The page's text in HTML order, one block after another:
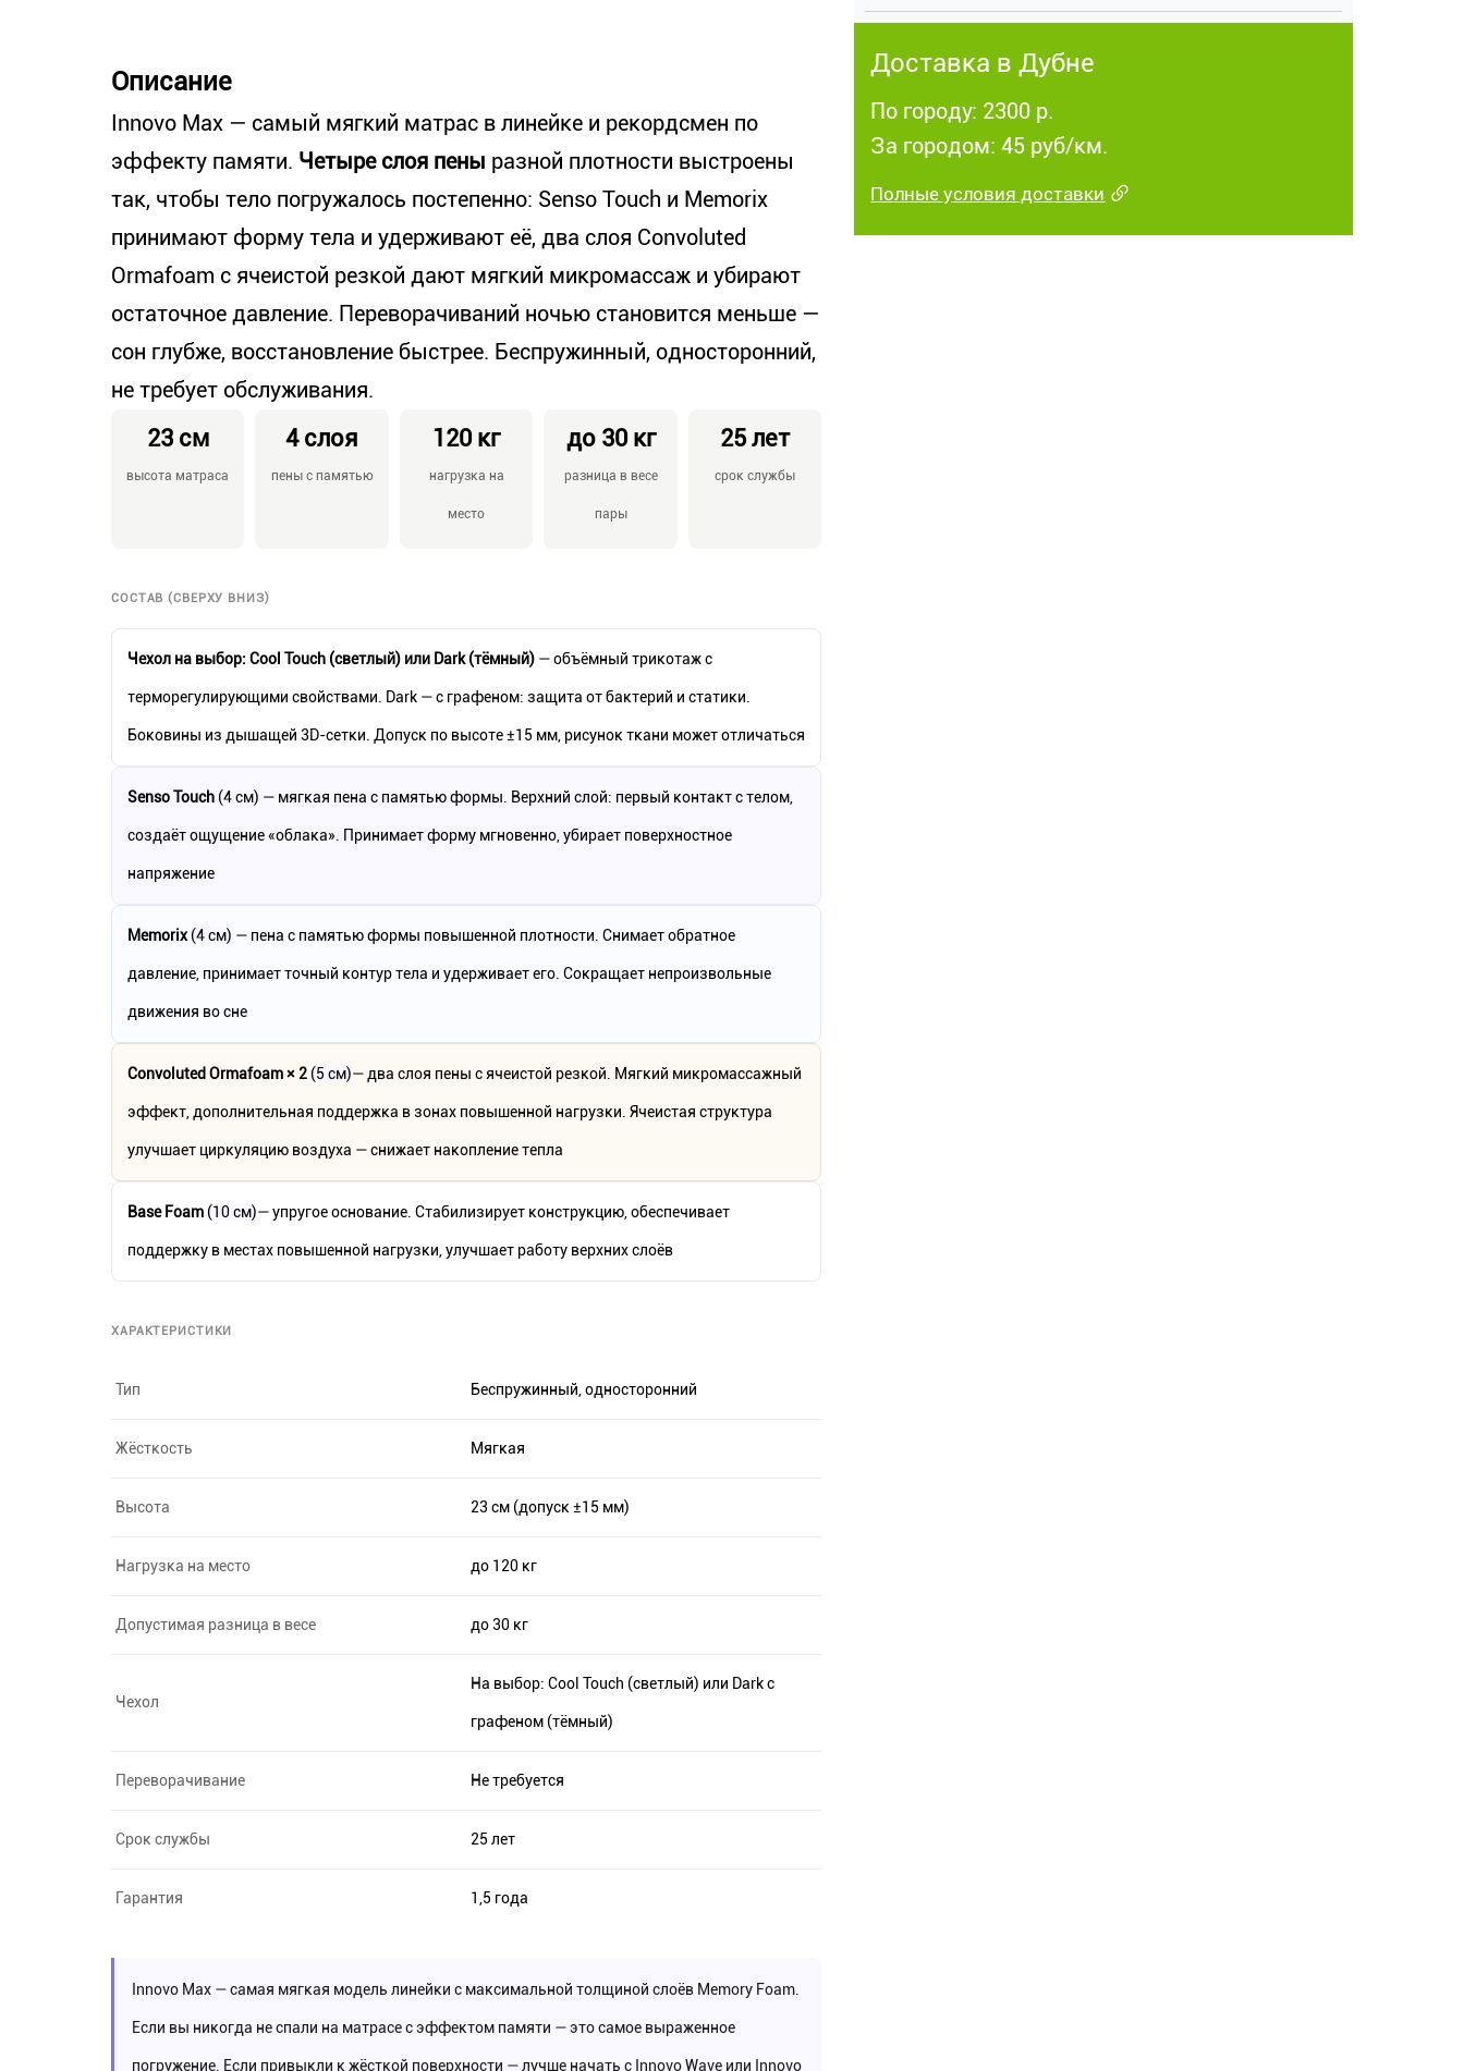
Описание
Innovo Max — самый мягкий матрас в линейке и рекордсмен по
эффекту памяти. Четыре слоя пены разной плотности выстроены
так, чтобы тело погружалось постепенно: Senso Touch и Memorix
принимают форму тела и удерживают её, два слоя Convoluted
Ormafoam с ячеистой резкой дают мягкий микромассаж и убирают
остаточное давление. Переворачиваний ночью становится меньше —
сон глубже, восстановление быстрее. Беспружинный, односторонний,
не требует обслуживания.
23 см
высота матраса
4 слоя
пены с памятью
120 кг
нагрузка на
место
до 30 кг
разница в весе
пары
25 лет
срок службы
СОСТАВ (СВЕРХУ ВНИЗ)
Чехол на выбор: Cool Touch (светлый) или Dark (тёмный) — объёмный трикотаж с
терморегулирующими свойствами. Dark — с графеном: защита от бактерий и статики.
Боковины из дышащей 3D-сетки. Допуск по высоте ±15 мм, рисунок ткани может отличаться
Senso Touch (4 см) — мягкая пена с памятью формы. Верхний слой: первый контакт с телом,
создаёт ощущение «облака». Принимает форму мгновенно, убирает поверхностное
напряжение
Memorix (4 см) — пена с памятью формы повышенной плотности. Снимает обратное
давление, принимает точный контур тела и удерживает его. Сокращает непроизвольные
движения во сне
Convoluted Ormafoam × 2 (5 см)— два слоя пены с ячеистой резкой. Мягкий микромассажный
эффект, дополнительная поддержка в зонах повышенной нагрузки. Ячеистая структура
улучшает циркуляцию воздуха — снижает накопление тепла
Base Foam (10 см)— упругое основание. Стабилизирует конструкцию, обеспечивает
поддержку в местах повышенной нагрузки, улучшает работу верхних слоёв
ХАРАКТЕРИСТИКИ
Тип Беспружинный, односторонний
Жёсткость Мягкая
Высота 23 см (допуск ±15 мм)
Нагрузка на место до 120 кг
Допустимая разница в весе до 30 кг
Чехол
На выбор: Cool Touch (светлый) или Dark с
графеном (тёмный)
Переворачивание Не требуется
Срок службы 25 лет
Гарантия 1,5 года
Innovo Max — самая мягкая модель линейки с максимальной толщиной слоёв Memory Foam.
Если вы никогда не спали на матрасе с эффектом памяти — это самое выраженное
погружение. Если привыкли к жёсткой поверхности — лучше начать с Innovo Wave или Innovo
Доставка в Дубне
По городу: 2300 р.
За городом: 45 руб/км.
Полные условия доставки